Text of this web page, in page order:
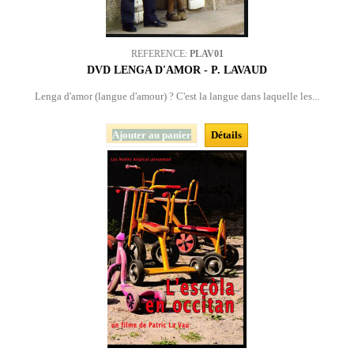
REFERENCE: PLAV01
DVD LENGA D'AMOR - P. LAVAUD
Lenga d'amor (langue d'amour) ? C'est la langue dans laquelle les...
Ajouter au panier Détails